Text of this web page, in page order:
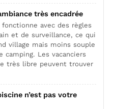
très encadrée
avec des règles
et de surveillance, ce qui
village mais moins souple
camping. Les vacanciers
très libre peuvent trouver
n’est pas votre